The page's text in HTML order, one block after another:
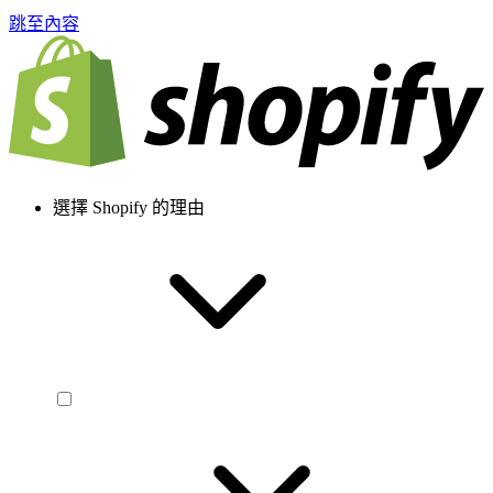
跳至內容
選擇 Shopify 的理由